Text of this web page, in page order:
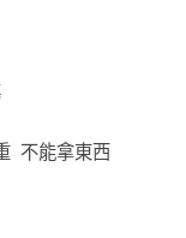
不能拿東西